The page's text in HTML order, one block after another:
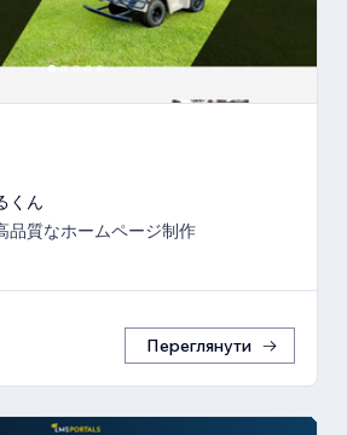
くん
品質なホームページ制作
Переглянути